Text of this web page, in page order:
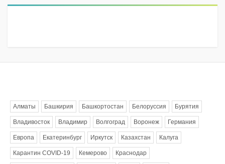
Алматы Башкирия Башкортостан Белоруссия Бурятия
Владивосток Владимир Волгоград Воронеж Германия
Европа Екатеринбург Иркутск Казахстан Калуга
Карантин COVID-19 Кемерово Краснодар